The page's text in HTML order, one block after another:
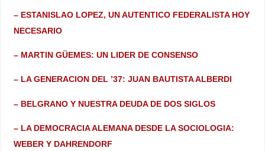
– ESTANISLAO LOPEZ, UN AUTENTICO FEDERALISTA HOY
NECESARIO
– MARTIN GÜEMES: UN LIDER DE CONSENSO
– LA GENERACION DEL ’37: JUAN BAUTISTA ALBERDI
– BELGRANO Y NUESTRA DEUDA DE DOS SIGLOS
– LA DEMOCRACIA ALEMANA DESDE LA SOCIOLOGIA:
WEBER Y DAHRENDORF